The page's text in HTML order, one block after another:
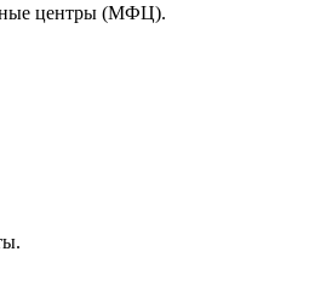
центры (МФЦ).